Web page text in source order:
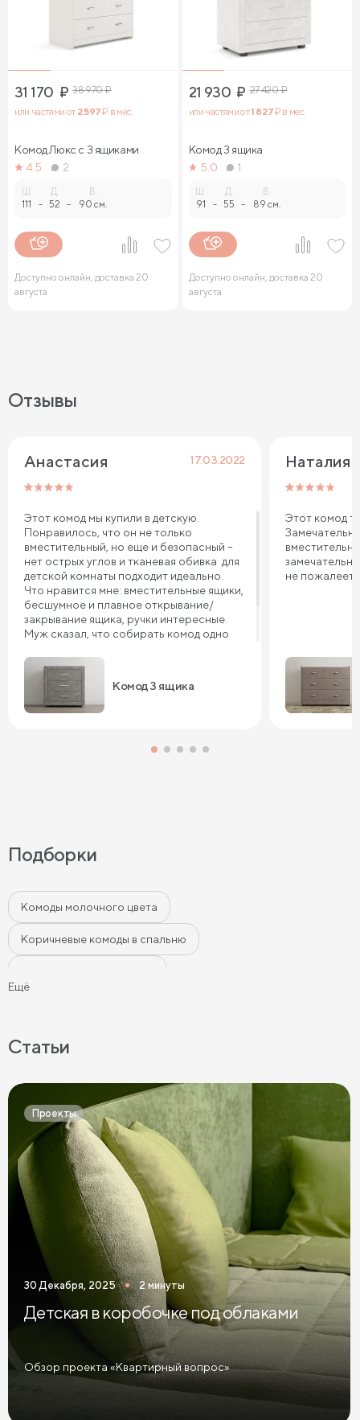
31 170 ₽ 38 970₽
или частями от 2 597₽ в мес.
Комод Люкс с 3 ящиками
4.5
2
111 -
Д.
52 -
В.
90 см.
Доступно онлайн, доставка 20
августа
21 930 ₽ 27 420₽
или частями от1 827₽ в мес.
Комод 3 ящика
5.0
1
91 -
Д.
55 -
В.
89 см.
Доступно онлайн, доставка 20
августа
Отзывы
Анастасия 17.03.2022
Этот комод мы купили в детскую.
Понравилось, что он не только
вместительный, но еще и безопасный –
нет острых углов и тканевая обивка для
детской комнаты подходит идеально.
Что нравится мне: вместительные ящики,
бесшумное и плавное открывание/
закрывание ящика, ручки интересные.
Муж сказал, что собирать комод одно
качество похвалил. Уверена, комод 3
ящика прослужит нам долго.
Комод 3 ящика
Наталия
Этот комод
не
Подборки
Комоды молочного цвета
Коричневые комоды в спальню
Бежевые комоды в спальню Синие комоды в спальню
Зеленые комоды в спальню Комоды в спальню графит
Розовые комоды в спальню Голубые комоды в спальню
Комоды Дуб Сонома Комоды Ясень
Комоды 3 ящика Комоды 5 ящиков
Широкие комоды
Ещё
Статьи
Проекты
30 Декабря, 2025 2 минуты
Детская в коробочке под облаками
Обзор проекта «Квартирный вопрос»